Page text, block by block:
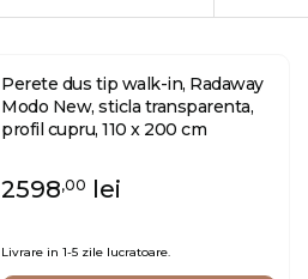
Perete dus tip walk-in, Radaway
Modo New, sticla transparenta,
profil cupru, 110 x 200 cm
2598,00 lei
Livrare in 1-5 zile lucratoare.